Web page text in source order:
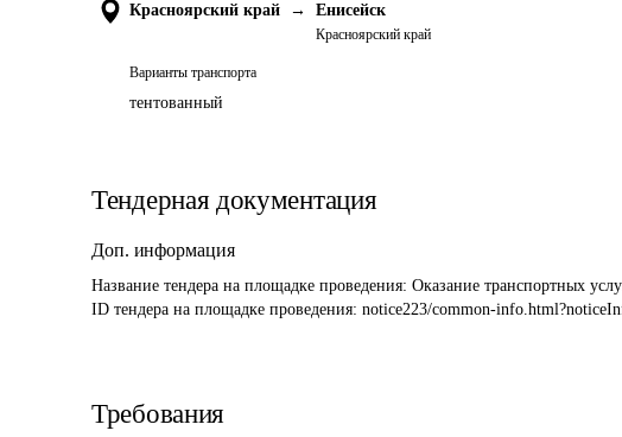
Красноярский край → Енисейск
Красноярский край
Варианты транспорта
тентованный
Тендерная документация
Доп. информация
Название тендера на площадке проведения: Оказание транспортных
ID тендера на площадке проведения: notice223/common-
Требования